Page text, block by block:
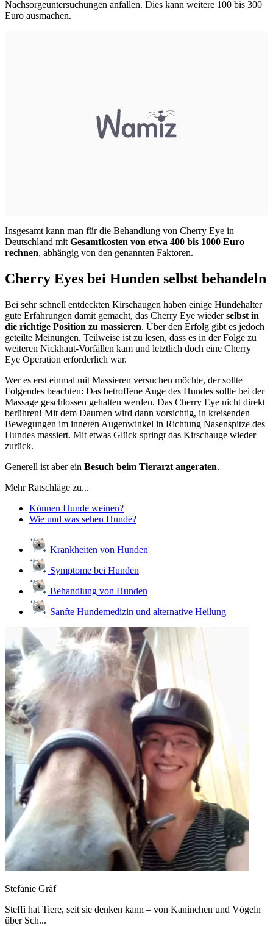
Nachsorgeuntersuchungen anfallen. Dies kann weitere 100 bis 300
Euro ausmachen.
Insgesamt kann man für die Behandlung von Cherry Eye in
Deutschland mit Gesamtkosten von etwa 400 bis 1000 Euro
rechnen, abhängig von den genannten Faktoren.
Cherry Eyes bei Hunden selbst behandeln
Bei sehr schnell entdeckten Kirschaugen haben einige Hundehalter
gute Erfahrungen damit gemacht, das Cherry Eye wiederselbst in
die richtige Position zu massieren. Über den Erfolg gibt es jedoch
geteilte Meinungen. Teilweise ist zu lesen, dass es in der Folge zu
weiteren Nickhaut-Vorfällen kam und letztlich doch eine Cherry
Eye Operation erforderlich war.
Wer es erst einmal mit Massieren versuchen möchte, der sollte
Folgendes beachten: Das betroffene Auge des Hundes sollte bei der
Massage geschlossen gehalten werden. Das Cherry Eye nicht direkt
berühren! Mit dem Daumen wird dann vorsichtig, in kreisenden
Bewegungen im inneren Augenwinkel in Richtung Nasenspitze des
Hundes massiert. Mit etwas Glück springt das Kirschauge wieder
zurück.
Generell ist aber ein Besuch beim Tierarzt angeraten.
Mehr Ratschläge zu...
Können Hunde weinen?
Wie und was sehen Hunde?
Krankheiten von Hunden
Symptome bei Hunden
Behandlung von Hunden
Sanfte Hundemedizin und alternative Heilung
Stefanie Gräf
Steffi hat Tiere, seit sie denken kann – von Kaninchen und Vögeln
über Sch...